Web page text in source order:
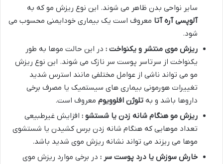
سایر نواحی بدن ظاهر می شوند. این نوع ریزش مو که به
آلوپسی آره آتا معروف است یک بیماری خودایمنی محسوب می
شود.
ریزش موی منتشر و یکنواخت : در این حالت موها به طور
یکنواخت از سرتاسر پوست سر نازک می شوند. این نوع ریزش
مو می تواند ناشی از عوامل مختلفی مانند استرس شدید
تغییرات هورمونی بیماری های سیستمیک یا مصرف برخی
داروها باشد و به تلوژن افلوویوم معروف است.
ریزش مو هنگام شانه زدن یا شستشو : افزایش غیرطبیعی
تعداد موهایی که هنگام شانه زدن برس کشیدن یا شستشوی
موها می ریزند می تواند نشانه ریزش موی شدید باشد.
خارش سوزش یا درد پوست سر : در برخی موارد ریزش موی